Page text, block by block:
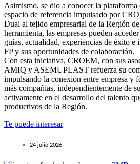
Asimismo, se dio a conocer la
espacio de referencia impulsado por
Dual al tejido empresarial de la Región
herramienta, las empresas pueden
guías, actualidad, experiencias de éxito e
FP y sus oportunidades de colaboración.
Con esta iniciativa, CROEM, con sus
AMIQ y ASEMUPLAST refuerza su
impulsando la conexión entre empresa y
más compañías, independientemente de
activamente en el desarrollo del talento
productivos de la Región.
Te puede interesar
24 julio 2026